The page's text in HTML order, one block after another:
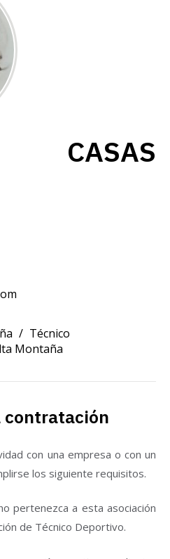
CASAS
/ Técnico
Montaña
contratación
con una empresa o con un
los siguiente requisitos.
pertenezca a esta asociación
de Técnico Deportivo.